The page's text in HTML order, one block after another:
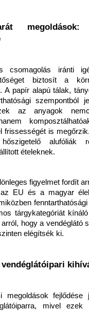
csomagolás iránti
biztosít a
A papír alapú tálak,
szempontból
az anyagok
frissességét is
alufóliák
ételeknek.
figyelmet fordít
az EU és a magyar
tárgykategóriát
hogy a vendéglátó
elégítsék ki.
vendéglátóipari
megoldások fejlődése
mivel ezek